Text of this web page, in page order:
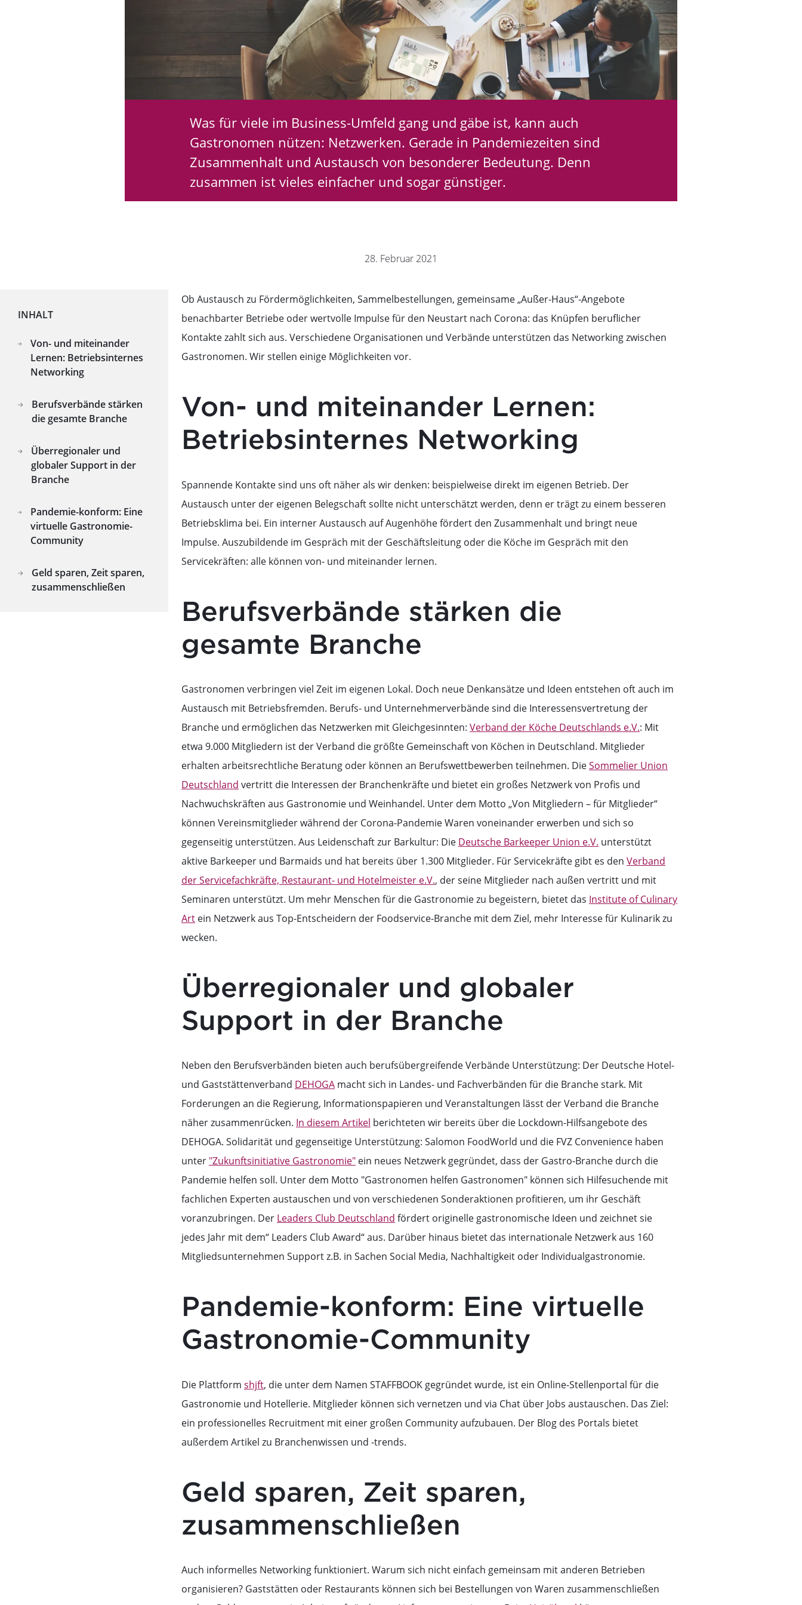
Was für viele im Business-Umfeld gang und gäbe ist, kann auch
Gastronomen nützen: Netzwerken. Gerade in Pandemiezeiten sind
Zusammenhalt und Austausch von besonderer Bedeutung. Denn
zusammen ist vieles einfacher und sogar günstiger.
28. Februar 2021
INHALT
Von- und miteinander
Lernen: Betriebsinternes
Networking
Berufsverbände stärken
die gesamte Branche
Überregionaler und
globaler Support in der
Branche
Pandemie-konform: Eine
virtuelle Gastronomie-
Community
Geld sparen, Zeit sparen,
zusammenschließen
Ob Austausch zu Fördermöglichkeiten, Sammelbestellungen, gemeinsame „Außer-Haus“-Angebote
benachbarter Betriebe oder wertvolle Impulse für den Neustart nach Corona: das Knüpfen beruflicher
Kontakte zahlt sich aus. Verschiedene Organisationen und Verbände unterstützen das Networking zwischen
Gastronomen. Wir stellen einige Möglichkeiten vor.
Von- und miteinander Lernen:
Betriebsinternes Networking
Spannende Kontakte sind uns oft näher als wir denken: beispielweise direkt im eigenen Betrieb. Der
Austausch unter der eigenen Belegschaft sollte nicht unterschätzt werden, denn er trägt zu einem besseren
Betriebsklima bei. Ein interner Austausch auf Augenhöhe fördert den Zusammenhalt und bringt neue
Impulse. Auszubildende im Gespräch mit der Geschäftsleitung oder die Köche im Gespräch mit den
Servicekräften: alle können von- und miteinander lernen.
Berufsverbände stärken die
gesamte Branche
Gastronomen verbringen viel Zeit im eigenen Lokal. Doch neue Denkansätze und Ideen entstehen oft auch im
Austausch mit Betriebsfremden. Berufs- und Unternehmerverbände sind die Interessensvertretung der
Branche und ermöglichen das Netzwerken mit Gleichgesinnten: Verband der Köche Deutschlands e.V.: Mit
etwa 9.000 Mitgliedern ist der Verband die größte Gemeinschaft von Köchen in Deutschland. Mitglieder
erhalten arbeitsrechtliche Beratung oder können an Berufswettbewerben teilnehmen. DieSommelier Union
Deutschland vertritt die Interessen der Branchenkräfte und bietet ein großes Netzwerk von Profis und
Nachwuchskräften aus Gastronomie und Weinhandel. Unter dem Motto „Von Mitgliedern – für Mitglieder“
können Vereinsmitglieder während der Corona-Pandemie Waren voneinander erwerben und sich so
gegenseitig unterstützen. Aus Leidenschaft zur Barkultur: Die Deutsche Barkeeper Union e.V. unterstützt
aktive Barkeeper und Barmaids und hat bereits über 1.300 Mitglieder. Für Servicekräfte gibt es den Verband
der Servicefachkräfte, Restaurant- und Hotelmeister e.V., der seine Mitglieder nach außen vertritt und mit
Seminaren unterstützt. Um mehr Menschen für die Gastronomie zu begeistern, bietet das Institute of Culinary
Art ein Netzwerk aus Top-Entscheidern der Foodservice-Branche mit dem Ziel, mehr Interesse für Kulinarik zu
wecken.
Überregionaler und globaler
Support in der Branche
Neben den Berufsverbänden bieten auch berufsübergreifende Verbände Unterstützung: Der Deutsche Hotel-
und Gaststättenverband DEHOGA macht sich in Landes- und Fachverbänden für die Branche stark. Mit
Forderungen an die Regierung, Informationspapieren und Veranstaltungen lässt der Verband die Branche
näher zusammenrücken. In diesem Artikel berichteten wir bereits über die Lockdown-Hilfsangebote des
DEHOGA. Solidarität und gegenseitige Unterstützung: Salomon FoodWorld und die FVZ Convenience haben
unter "Zukunftsinitiative Gastronomie" ein neues Netzwerk gegründet, dass der Gastro-Branche durch die
Pandemie helfen soll. Unter dem Motto "Gastronomen helfen Gastronomen" können sich Hilfesuchende mit
fachlichen Experten austauschen und von verschiedenen Sonderaktionen profitieren, um ihr Geschäft
voranzubringen. Der Leaders Club Deutschland fördert originelle gastronomische Ideen und zeichnet sie
jedes Jahr mit dem“ Leaders Club Award“ aus. Darüber hinaus bietet das internationale Netzwerk aus 160
Mitgliedsunternehmen Support z.B. in Sachen Social Media, Nachhaltigkeit oder Individualgastronomie.
Pandemie-konform: Eine virtuelle
Gastronomie-Community
Die Plattform shjft, die unter dem Namen STAFFBOOK gegründet wurde, ist ein Online-Stellenportal für die
Gastronomie und Hotellerie. Mitglieder können sich vernetzen und via Chat über Jobs austauschen. Das Ziel:
ein professionelles Recruitment mit einer großen Community aufzubauen. Der Blog des Portals bietet
außerdem Artikel zu Branchenwissen und -trends.
Geld sparen, Zeit sparen,
zusammenschließen
Auch informelles Networking funktioniert. Warum sich nicht einfach gemeinsam mit anderen Betrieben
organisieren? Gaststätten oder Restaurants können sich bei Bestellungen von Waren zusammenschließen